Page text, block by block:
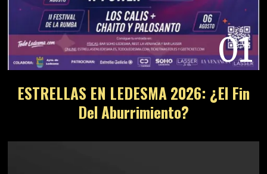
01
ESTRELLAS EN LEDESMA 2026: ¿El Fin
Del Aburrimiento?